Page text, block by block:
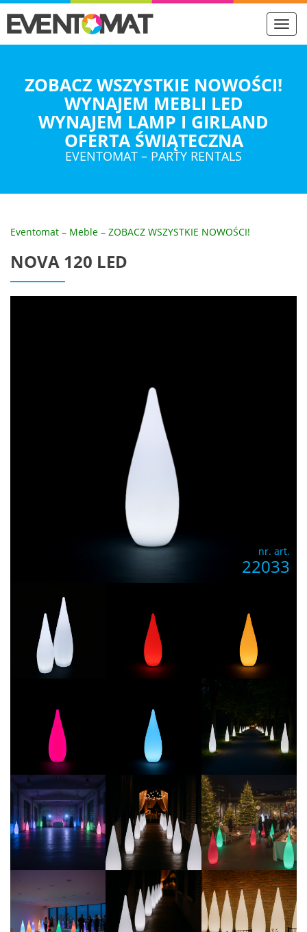
ZOBACZ WSZYSTKIE NOWOŚCI!
WYNAJEM MEBLI LED
WYNAJEM LAMP I GIRLAND
OFERTA ŚWIĄTECZNA
EVENTOMAT – PARTY RENTALS
Eventomat – Meble – ZOBACZ WSZYSTKIE NOWOŚCI!
NOVA 120 LED
nr. art.
22033